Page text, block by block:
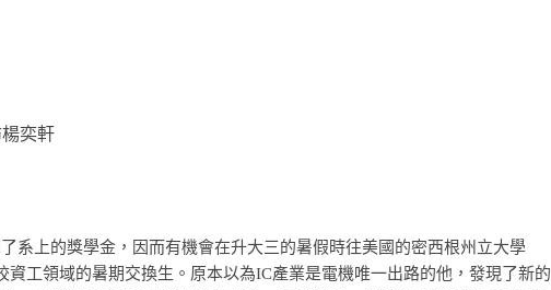
系上的獎學金，因而有機會在升大三的暑假時往美國的密西根州立大學
資工領域的暑期交換生。原本以為IC產業是電機唯一出路的他，發現了新的